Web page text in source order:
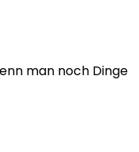
man noch Dinge